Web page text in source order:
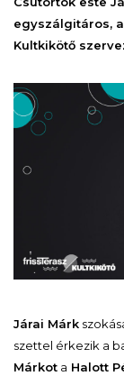
egyszálgitáros,
Kultkikötő
Járai Márk
szettel érkezik a
Márkot a Halott